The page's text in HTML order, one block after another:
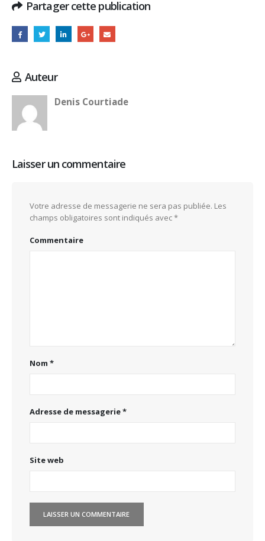
Partager cette publication
Auteur
Denis Courtiade
Laisser un commentaire
Votre adresse de messagerie ne sera pas publiée. Les
champs obligatoires sont indiqués avec*
Commentaire
Nom *
Adresse de messagerie*
Site web